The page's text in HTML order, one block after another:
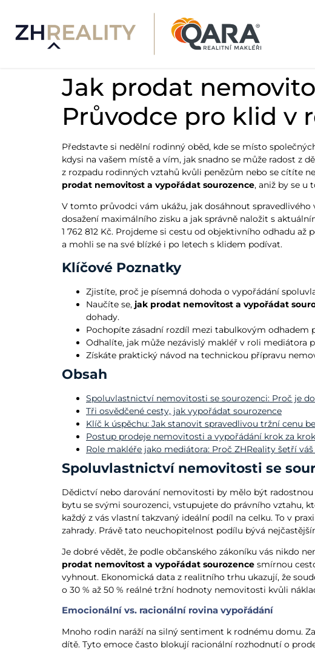
Jak prodat
Průvodce pro klid v
Představte si nedělní rodinný oběd, kde se místo
kdysi na vašem místě a vím, jak snadno se může radost z
z rozpadu rodinných vztahů kvůli penězům nebo se cítíte
prodat nemovitost a vypořádat sourozence, aniž by se u
V tomto průvodci vám ukážu, jak dosáhnout
dosažení maximálního zisku a jak správně naložit s
1 762 812 Kč. Projdeme si cestu od objektivního odhadu
a mohli se na své blízké i po letech s klidem podívat.
Klíčové Poznatky
Zjistíte, proč je písemná dohoda o vypořádání
Naučíte se, jak prodat nemovitost a vypořádat
dohady.
Pochopíte zásadní rozdíl mezi tabulkovým odhadem
Odhalíte, jak může nezávislý makléř v roli
Získáte praktický návod na technickou přípravu
Obsah
Spoluvlastnictví nemovitosti se sourozenci: Proč je
Tři osvědčené cesty, jak vypořádat sourozence
Klíč k úspěchu: Jak stanovit spravedlivou tržní cenu
Postup prodeje nemovitosti a vypořádání krok za
Role makléře jako mediátora: Proč ZHReality šetří
Spoluvlastnictví nemovitosti se
Dědictví nebo darování nemovitosti by mělo být
bytu se svými sourozenci, vstupujete do právního vztahu,
každý z vás vlastní takzvaný ideální podíl na celku. To v
zahrady. Právě tato neuchopitelnost podílu bývá
Je dobré vědět, že podle občanského zákoníku vás nikdo
prodat nemovitost a vypořádat sourozence smírnou
vyhnout. Ekonomická data z realitního trhu ukazují, že
o 30 % až 50 % reálné tržní hodnoty nemovitosti kvůli
Emocionální vs. racionální rovina vypořádání
Mnoho rodin naráží na silný sentiment k rodnému domu.
dítě. Tyto emoce často blokují racionální rozhodnutí o